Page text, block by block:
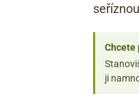
Chcete
ji